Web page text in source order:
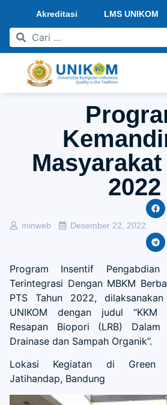
Akreditasi LMS UNIKOM
Masyarakat
2022
minweb Desember 22, 2022
Program Insentif
Terintegrasi Dengan MBKM
PTS Tahun 2022,
UNIKOM dengan judul “KKM
Resapan Biopori (LRB) Dalam
Drainase dan Sampah Organik”.
Lokasi Kegiatan di Green
Jatihandap, Bandung